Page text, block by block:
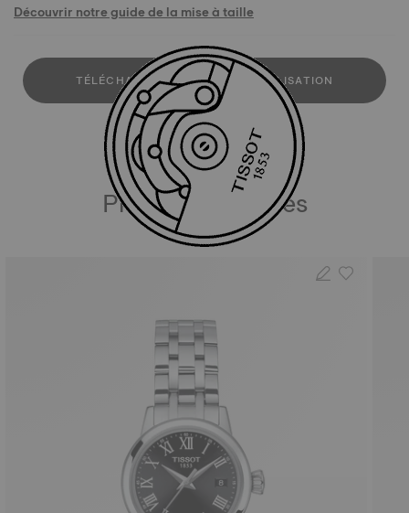
Découvrir notre guide de la mise à taille
TÉLÉCHARGER LE MANUEL D'UTILISATION
Produits similaires